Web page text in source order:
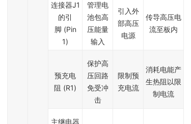
连接器J1
的引
脚 (Pin
1)
管理电
池包高
压能量
输入
引入外
部高压
电源
传导高压电
流至板内
预充电
阻 (R1)
保护高
压回路
免受冲
击
限制预
充电流
消耗电能产
生热阻以限
制电流
主继电器